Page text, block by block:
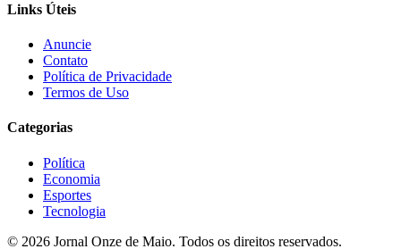
Links Úteis
Anuncie
Contato
Política de Privacidade
Termos de Uso
Categorias
Política
Economia
Esportes
Tecnologia
© 2026 Jornal Onze de Maio. Todos os direitos reservados.